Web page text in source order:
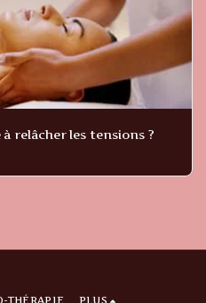
relâcher les tensions ?
THÉRAPIE PLUS